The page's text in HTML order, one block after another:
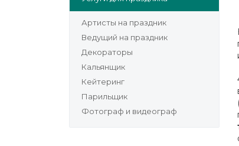
Артисты на праздник
Ведущий на праздник
Декораторы
Кальянщик
Кейтеринг
Парильщик
Фотограф и видеограф